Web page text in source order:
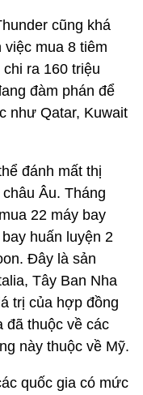
cũng khá
việc mua 8 tiêm
ra 160 triệu
đàm phán để
như Qatar, Kuwait
đánh mất thị
Âu. Tháng
22 máy bay
huấn luyện 2
Đây là sản
Tây Ban Nha
trị của hợp đồng
đã thuộc về các
này thuộc về Mỹ.
quốc gia có mức